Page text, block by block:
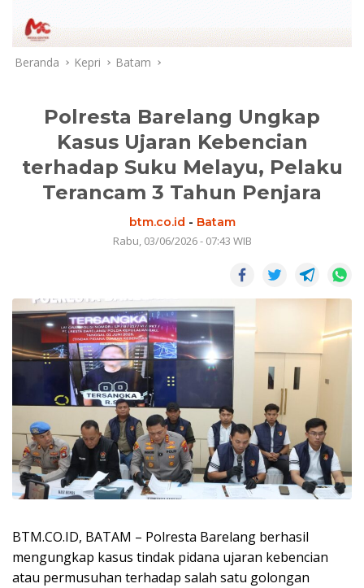
Beranda Kepri Batam
Polresta Barelang Ungkap
Kasus Ujaran Kebencian
terhadap Suku Melayu, Pelaku
Terancam 3 Tahun Penjara
btm.co.id - Batam
Rabu, 03/06/2026 - 07:43 WIB
BTM.CO.ID, BATAM – Polresta Barelang berhasil
mengungkap kasus tindak pidana ujaran kebencian
atau permusuhan terhadap salah satu golongan